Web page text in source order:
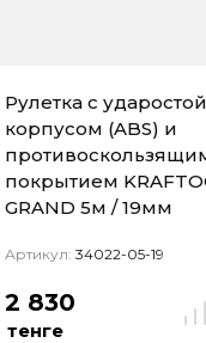
Рулетка с
корпусом (ABS) и
покрытием
GRAND 5м / 19мм
Артикул: 34022-05-19
2 830
тенге